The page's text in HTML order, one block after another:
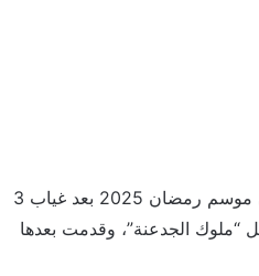
عودة الفنانة رانيا يوسف إلى الصدارة والمنافسة تعتبر من المفاجآت المنتظرة في موسم رمضان 2025 بعد غياب 3
آخر ظهور لها في موسم رمضان 2021 في مسلسل “ملوك الجدعنة”، وقدمت بعدها